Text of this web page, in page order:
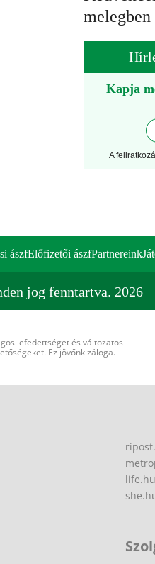
melegben
Kapja
A
ászfElőfizetői ászfPartnereink
jog fenntartva. 2026
lefedettséget és változatos
Ez jövőnk záloga.
life.hu